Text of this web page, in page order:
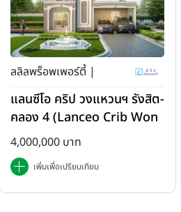
ลลิลพร็อพเพอร์ตี้ |
แลนซีโอ คริป วงแหวนฯ รังสิต-
คลอง 4 (Lanceo Crib Won
gwan Rangsit-Khlong4)
4,000,000 บาท
เพิ่มเพื่อเปรียบเทียบ